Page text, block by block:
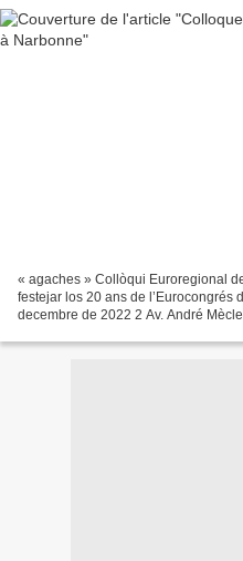
« agaches » Collòqui Euroregional
festejar los 20 ans de l’Eurocongrés
decembre de 2022 2 Av. André